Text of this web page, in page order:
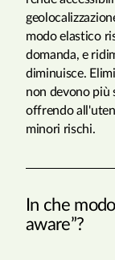
modo elastico
domanda, e
diminuisce.
non devono più
offrendo
minori rischi.
In che
aware”?